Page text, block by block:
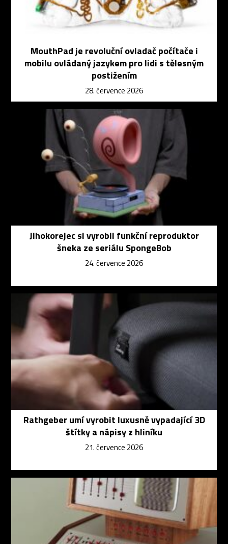
MouthPad je revoluční ovladač počítače i
mobilu ovládaný jazykem pro lidi s tělesným
postižením
28. července 2026
Jihokorejec si vyrobil funkční reproduktor
šneka ze seriálu SpongeBob
24. července 2026
Rathgeber umí vyrobit luxusně vypadající 3D
štítky a nápisy z hliníku
21. července 2026